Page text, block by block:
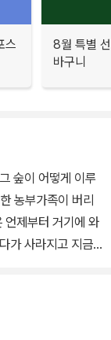
스
8월 특별
바구니
숲이 어떻게 이루
농부가족이 버리
언제부터 거기에 와
가 사라지고 지금
활동하고 있는